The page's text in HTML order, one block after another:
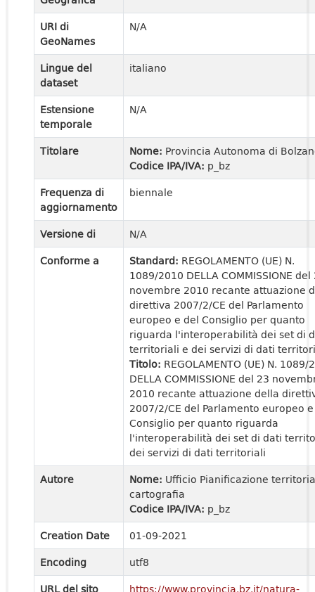
URI di
GeoNames
N/A
Lingue del
dataset
italiano
Estensione
temporale
N/A
Titolare Nome: Provincia Autonoma di
Codice IPA/IVA: p_bz
Frequenza di
aggiornamento
biennale
Versione di
N/A
Conforme a
Standard: REGOLAMENTO (UE) N.
1089/2010 DELLA COMMISSIONE del
novembre 2010 recante attuazione
direttiva 2007/2/CE del Parlamento
europeo e del Consiglio per quanto
riguarda l'interoperabilità dei set di
territoriali e dei servizi di dati
Titolo: REGOLAMENTO (UE) N. 1089/
DELLA COMMISSIONE del 23
2010 recante attuazione della
2007/2/CE del Parlamento europeo
Consiglio per quanto riguarda
l'interoperabilità dei set di dati
dei servizi di dati territoriali
Autore
Nome: Ufficio Pianificazione
cartografia
Codice IPA/IVA: p_bz
Creation Date
01-09-2021
Encoding
utf8
URL del sito
https://www.provincia.bz.it/natura-